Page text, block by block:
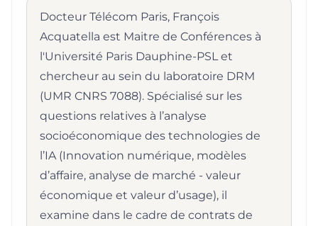
Docteur Télécom Paris, François
Acquatella est Maitre de Conférences à
l'Université Paris Dauphine-PSL et
chercheur au sein du laboratoire DRM
(UMR CNRS 7088). Spécialisé sur les
questions relatives à l’analyse
socioéconomique des technologies de
l’IA (Innovation numérique, modèles
d’affaire, analyse de marché - valeur
économique et valeur d’usage), il
examine dans le cadre de contrats de